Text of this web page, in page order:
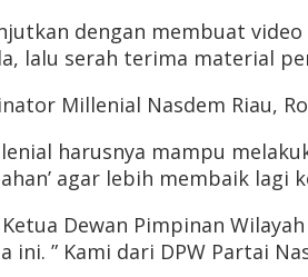
dengan membuat video
lalu serah terima material
Millenial Nasdem Riau,
harusnya mampu
agar lebih membaik lagi
Dewan Pimpinan
ini. ” Kami dari DPW Partai